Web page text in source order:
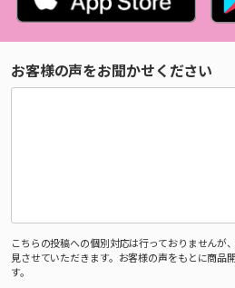
お客様の声をお聞かせください
こちらの投稿への個別対応は行っておりませんが
見させていただきます。お客様の声をもとに商品
す。